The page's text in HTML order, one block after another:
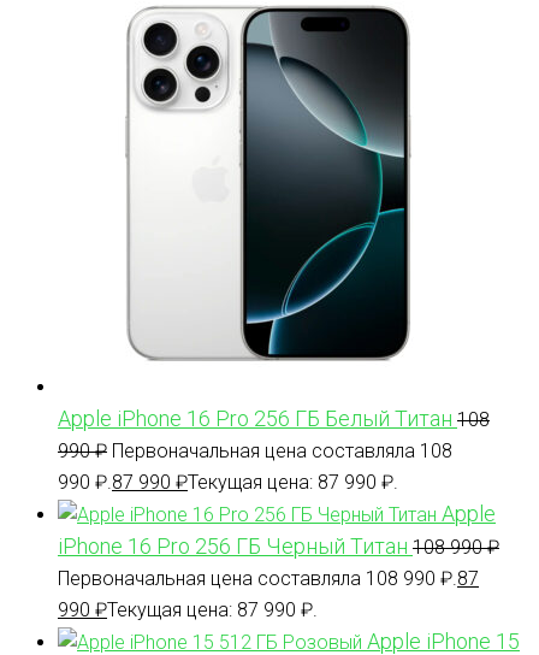
Apple iPhone 16 Pro 256 ГБ Белый Титан 108
990₽ Первоначальная цена составляла 108
990 ₽. 87 990 ₽Текущая цена: 87 990 ₽.
Apple
iPhone 16 Pro 256 ГБ Черный Титан 108 990₽
Первоначальная цена составляла 108 990 ₽. 87
990 ₽Текущая цена: 87 990 ₽.
Apple iPhone 15